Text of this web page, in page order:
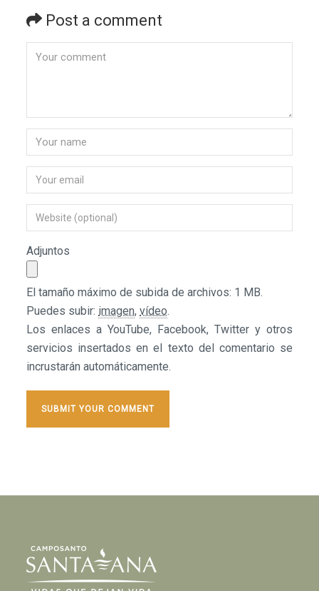
Post a comment
Adjuntos
El tamaño máximo de subida de archivos: 1 MB.
Puedes subir: imagen,vídeo.
Los enlaces a YouTube, Facebook, Twitter y otros
servicios insertados en el texto del comentario se
incrustarán automáticamente.